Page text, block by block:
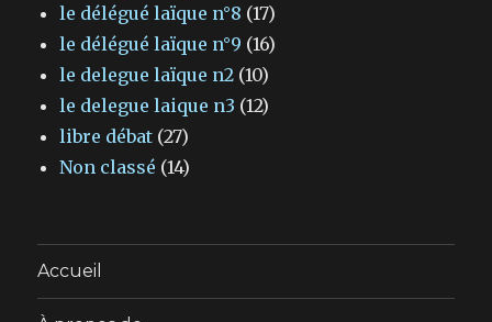
le délégué laïque n°8 (17)
le délégué laïque n°9 (16)
le delegue laïque n2 (10)
le delegue laique n3 (12)
libre débat (27)
Non classé (14)
Accueil